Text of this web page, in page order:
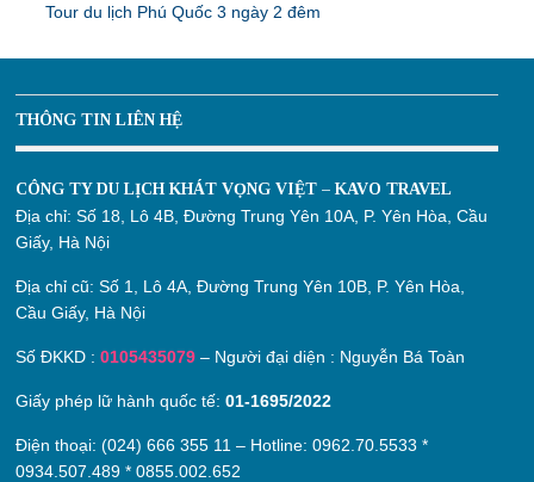
Tour du lịch Phú Quốc 3 ngày 2 đêm
THÔNG TIN LIÊN HỆ
CÔNG TY DU LỊCH KHÁT VỌNG VIỆT – KAVO TRAVEL
Địa chỉ:Số 18, Lô 4B, Đường Trung Yên 10A, P. Yên Hòa, Cầu
Giấy, Hà Nội
Địa chỉ cũ:Số 1, Lô 4A, Đường Trung Yên 10B, P. Yên Hòa,
Cầu Giấy, Hà Nội
Số ĐKKD :0105435079 – Người đại diện : Nguyễn Bá Toàn
Giấy phép lữ hành quốc tế:01-1695/2022
Điện thoại: (024) 666 355 11 – Hotline:0962.70.5533 *
0934.507.489 *0855.002.652